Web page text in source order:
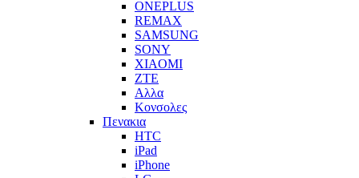
ONEPLUS
REMAX
SAMSUNG
SONY
XIAOMI
ZTE
Αλλα
Κονσολες
Πενακια
HTC
iPad
iPhone